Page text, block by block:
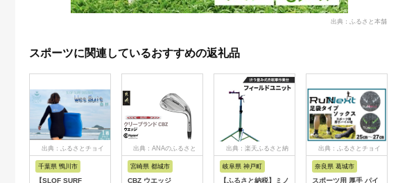
出典：ふるさと本舗
スポーツに関連しているおすすめの返礼品
出典：ふるさとチョイ
千葉県 鴨川市
【SLOF SURF
出典：ANAのふるさと
宮崎県 都城市
CBZ ウエッジ
出典：楽天ふるさと納
岐阜県 神戸町
【ふるさと納税】ミノ
出典：ふるさとチョイ
奈良県 葛城市
スポーツ用 厚手 パイ